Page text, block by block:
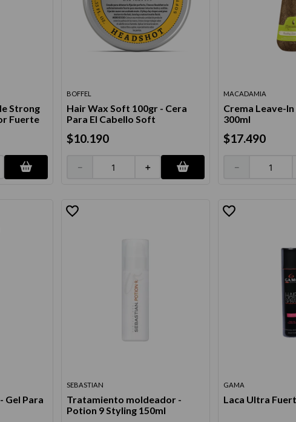
Strong
Fuerte
BOFFEL
Hair Wax Soft 100gr - Cera
Para El Cabello Soft
$10.190
＋
－
MACADAMIA
Crema Leave-
300ml
$17.490
－
Gel Para
SEBASTIAN
Tratamiento moldeador -
Potion 9 Styling 150ml
GAMA
Laca Ultra